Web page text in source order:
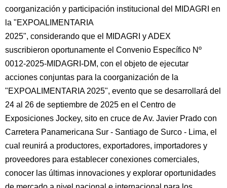
coorganización y participación institucional del MIDAGRI en
la "EXPOALIMENTARIA
2025", considerando que el MIDAGRI y ADEX
suscribieron oportunamente el Convenio Específico Nº
0012-2025-MIDAGRI-DM, con el objeto de ejecutar
acciones conjuntas para la coorganización de la
"EXPOALIMENTARIA 2025", evento que se desarrollará del
24 al 26 de septiembre de 2025 en el Centro de
Exposiciones Jockey, sito en cruce de Av. Javier Prado con
Carretera Panamericana Sur - Santiago de Surco - Lima, el
cual reunirá a productores, exportadores, importadores y
proveedores para establecer conexiones comerciales,
conocer las últimas innovaciones y explorar oportunidades